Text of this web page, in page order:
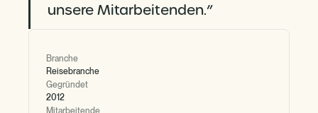
Branche
Reisebranche
Gegründet
2012
unsere Mitarbeitenden.”